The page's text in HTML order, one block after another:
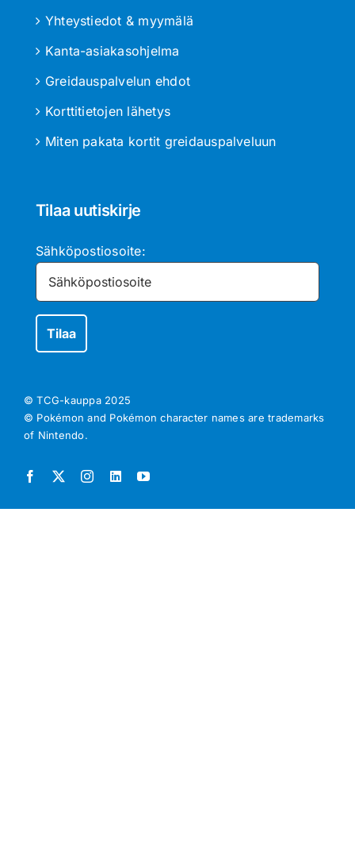
Yhteystiedot & myymälä
Kanta-asiakasohjelma
Greidauspalvelun ehdot
Korttitietojen lähetys
Miten pakata kortit greidauspalveluun
Tilaa uutiskirje
Sähköpostiosoite:
© TCG-kauppa 2025
© Pokémon and Pokémon character names are trademarks
of Nintendo.